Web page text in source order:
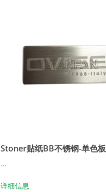
Stoner贴纸BB不锈钢-单色板
...
详细信息